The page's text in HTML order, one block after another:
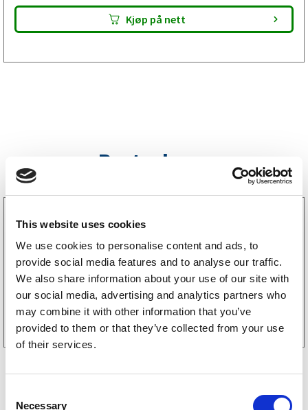
This website uses cookies
We use cookies to personalise content and ads, to
provide social media features and to analyse our traffic.
We also share information about your use of our site with
our social media, advertising and analytics partners who
may combine it with other information that you’ve
provided to them or that they’ve collected from your use
of their services.
Necessary
Kjøp på nett
Bestselgere
LGF skilt Selvklebende
256kr(205kr eks. mva)
Kjøp på nett